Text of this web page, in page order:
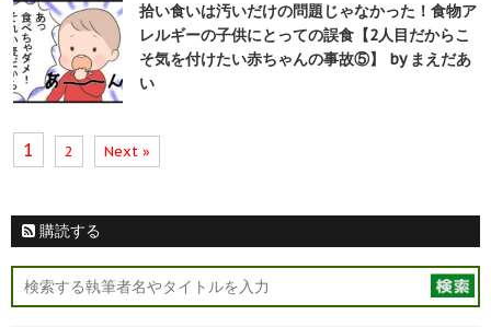
拾い食いは汚いだけの問題じゃなかった！食物ア
レルギーの子供にとっての誤食【2人目だからこ
そ気を付けたい赤ちゃんの事故⑤】 by まえだあ
い
1 2 Next »
購読する